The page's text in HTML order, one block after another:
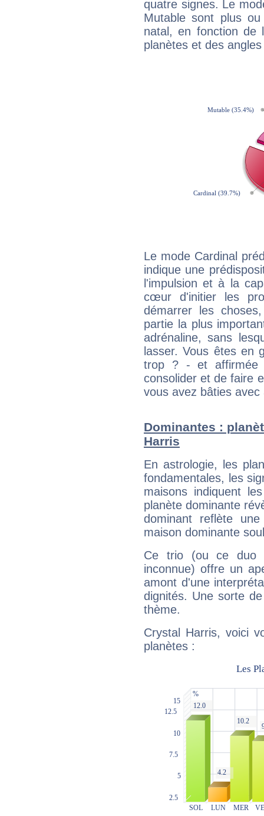
quatre signes. Le
Mutable sont plus
natal, en fonction de
planètes et des
Le mode Cardinal
indique une
l'impulsion et à la
cœur d'initier les
démarrer les
partie la plus
adrénaline, sans
lasser. Vous êtes en
trop ? - et affirmée
consolider et de faire
vous avez bâties avec
Dominantes :
Harris
En astrologie, les
fondamentales, les
maisons indiquent
planète dominante
dominant reflète
maison dominante
Ce trio (ou ce duo
inconnue) offre un
amont d'une
dignités. Une sorte
thème.
Crystal Harris, voici
planètes :